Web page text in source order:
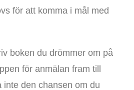
för att komma i mål med
boken du drömmer om på
för anmälan fram till
inte den chansen om du